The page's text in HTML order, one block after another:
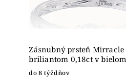
Zásnubný prsteň Mirracle
briliantom 0,18ct v
14K
do 8 týždňov